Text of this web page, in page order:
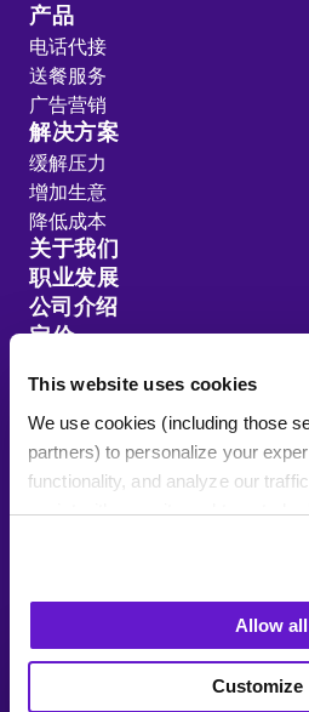
This website uses cookies
We use cookies (including those
partners) to personalize your
functionality, and analyze our
assist with security and targeted
these purposes. Residents of
out by clicking "Deny," but this
experience. By clicking "Allow all"
you consent to our use of cookies.
Allow all
Customize
1-833-909-
产品
电话代接
送餐服务
广告营销
解决方案
缓解压力
增加生意
降低成本
关于我们
职业发展
公司介绍
定价
资源分享
网站地图
更改您的同意设置
使用条款
版权文本© 2015-2026 Wonders